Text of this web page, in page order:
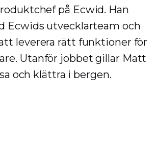
på Ecwid. Han
Ecwids utvecklarteam och
leverera rätt funktioner för
Utanför jobbet gillar Matt
och klättra i bergen.